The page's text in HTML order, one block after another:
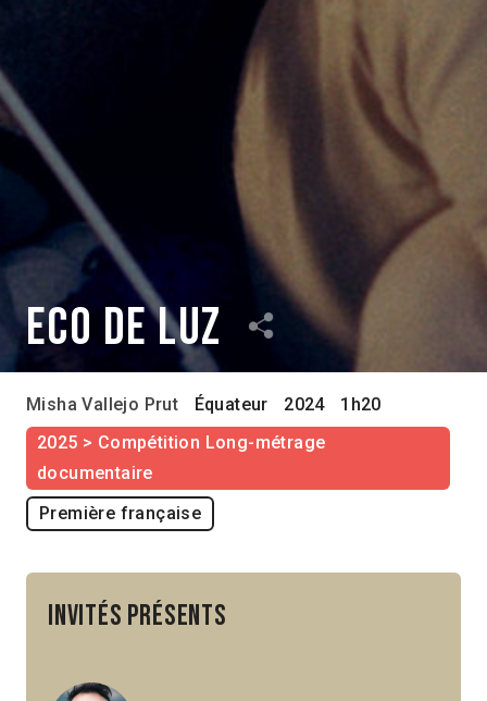
Eco de Luz
Misha Vallejo Prut Équateur 2024
1h20
2025 > Compétition Long-métrage
documentaire
Première française
Invités présents